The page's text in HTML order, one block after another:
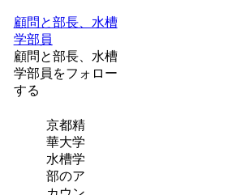
顧問と部長、水槽
学部員
顧問と部長、水槽
学部員をフォロー
する
京都精
華大学
水槽学
部のア